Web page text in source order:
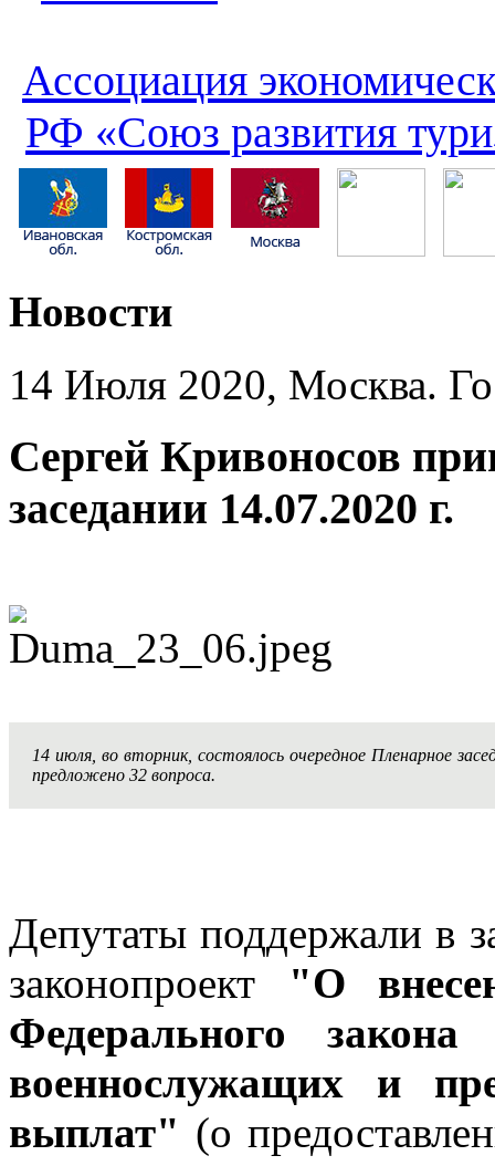
Ассоциация
РФ «Союз развития
Новости
14 Июля 2020, Москва.
Сергей Кривоносов
заседании 14.07.2020 г.
14 июля, во вторник, состоялось очередное Пленарное
предложено 32 вопроса.
Депутаты поддержали в
законопроект
"О
Федерального
военнослужащих и
выплат" (о